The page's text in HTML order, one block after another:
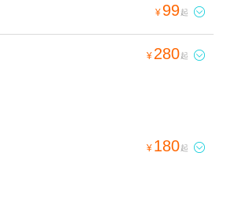
¥ 99起 
¥ 280起 
¥ 180起 